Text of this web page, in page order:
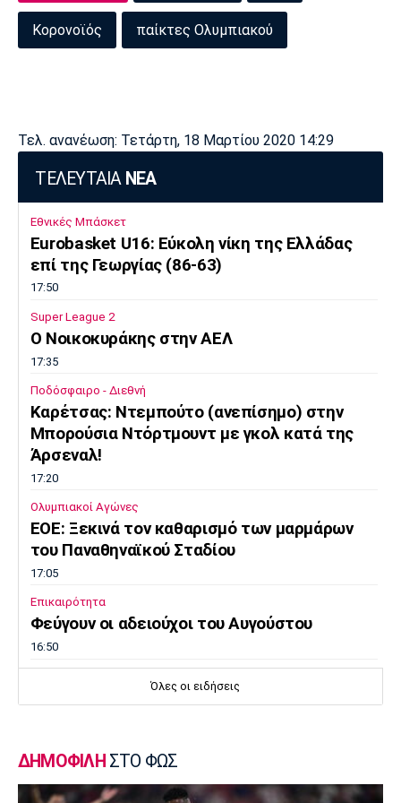
Κορονοϊός παίκτες Ολυμπιακού
Τελ. ανανέωση: Τετάρτη, 18 Μαρτίου 2020 14:29
ΤΕΛΕΥΤΑΙΑ ΝΕΑ
Εθνικές Μπάσκετ
Eurobasket U16: Εύκολη νίκη της Ελλάδας
επί της Γεωργίας (86-63)
17:50
Super League 2
O Noικοκυράκης στην ΑΕΛ
17:35
Ποδόσφαιρο - Διεθνή
Kαρέτσας: Ντεμπούτο (ανεπίσημο) στην
Μπορούσια Ντόρτμουντ με γκολ κατά της
Άρσεναλ!
17:20
Ολυμπιακοί Αγώνες
EOE: Ξεκινά τον καθαρισμό των μαρμάρων
του Παναθηναϊκού Σταδίου
17:05
Επικαιρότητα
Φεύγουν οι αδειούχοι του Αυγούστου
16:50
Oλυμπιακός: Αμετακίνητος στα 3 εκατ. ευρώ
Super League 1
Γιώργος Μασούρας: Ανακοινώθηκε από τη
Όλες οι ειδήσεις
ΔΗΜΟΦΙΛΗ ΣΤΟ ΦΩΣ